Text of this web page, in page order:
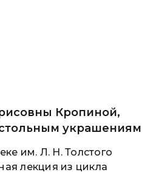
Кропиной,
украшениям
им. Л. Н. Толстого
лекция из цикла